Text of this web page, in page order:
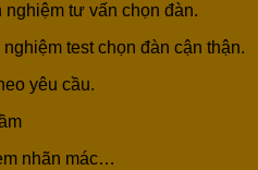
tư vấn chọn đàn.
test chọn đàn cận thận.
yêu cầu.
nhãn mác…